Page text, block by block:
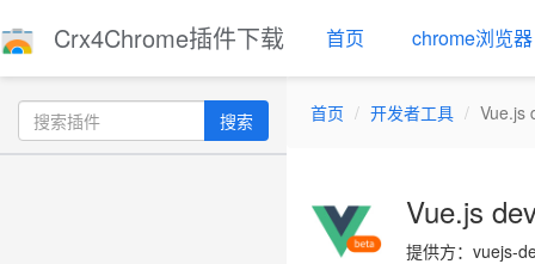
Crx4Chrome插件下载 首页 chrome浏览器
搜索 首页 开发者工具 Vue.js
Vue.js
提供方：vuejs-